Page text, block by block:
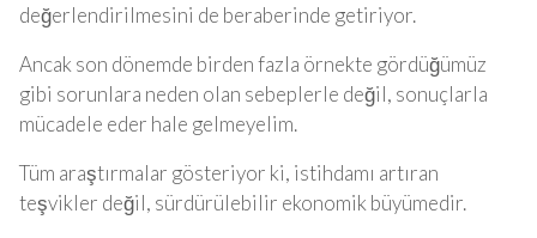
değerlendirilmesini de beraberinde getiriyor.
Ancak son dönemde birden fazla örnekte gördüğümüz
gibi sorunlara neden olan sebeplerle değil, sonuçlarla
mücadele eder hale gelmeyelim.
Tüm araştırmalar gösteriyor ki, istihdamı artıran
teşvikler değil, sürdürülebilir ekonomik büyümedir.